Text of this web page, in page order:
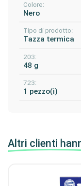
Colore:
Nero
Tipo di prodotto:
Tazza termica
203:
48 g
723:
1 pezzo(i)
Altri clienti